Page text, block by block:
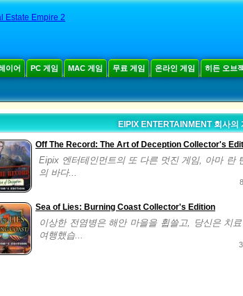
Estate Empire 2
이어 PC 게임 MAC 게임 무료 게임 온라인 게임 히든 오브
EIPIX ENTERTAINMENT 회사의
Off The Record: The Art of Deception Collector's
Eipix 엔터테인먼트의 또 다른 멋진 게임, 아마 란
의 바다...
Sea of Lies: Burning Coast Collector's Edition
이상한 전염병은 해안 마을을 휩쓸고, 당신은 치
여행했습...